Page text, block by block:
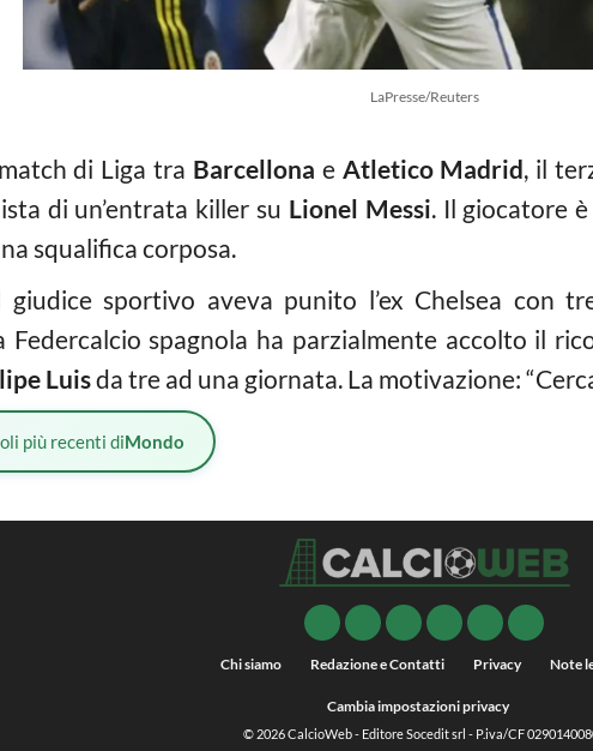
LaPresse/Reuters
di Liga tra Barcellona e Atletico Madrid, il
di un’entrata killer su Lionel Messi. Il giocatore
squalifica corposa.
giudice sportivo aveva punito l’ex Chelsea con
Federcalcio spagnola ha parzialmente accolto il
Luisda tre ad una giornata. La motivazione:
più recenti diMondo
Chi siamo Redazione e Contatti Privacy Note
Cambia impostazioni privacy
© 2026CalcioWeb- Editore Socedit srl - P.iva/CF